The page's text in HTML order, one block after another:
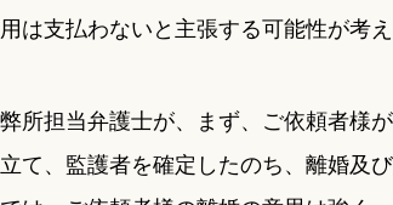
は支払わないと主張する可能性が考
所担当弁護士が、まず、ご依頼者様
て、監護者を確定したのち、離婚及